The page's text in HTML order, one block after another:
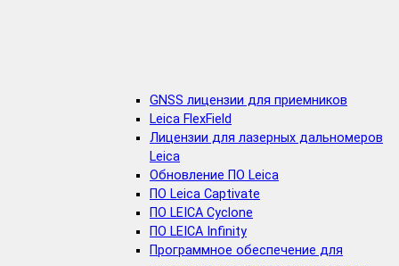
GNSS лицензии для приемников
Leica FlexField
Лицензии для лазерных дальномеров
Leica
Обновление ПО Leica
ПО Leica Captivate
ПО LEICA Cyclone
ПО LEICA Infinity
Программное обеспечение для